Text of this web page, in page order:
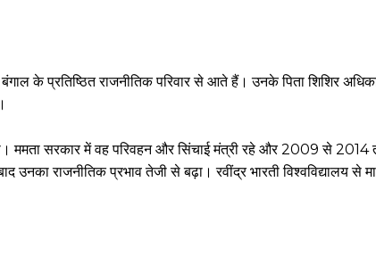
के प्रतिष्ठित राजनीतिक परिवार से आते हैं। उनके पिता शिशिर
सरकार में वह परिवहन और सिंचाई मंत्री रहे और 2009 से
राजनीतिक प्रभाव तेजी से बढ़ा। रवींद्र भारती विश्वविद्यालय से